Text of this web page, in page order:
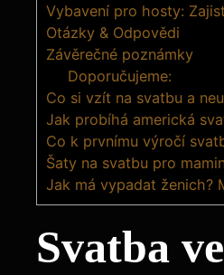
Vybavení pro hosty:
Otázky & Odpovědi
Závěrečné poznámky
Doporučujeme:
Co si vzít na svatbu a
Jak probíhá americká
Co k prvnímu výročí
Šaty na svatbu pro
Jak má vypadat ženich?
Svatba